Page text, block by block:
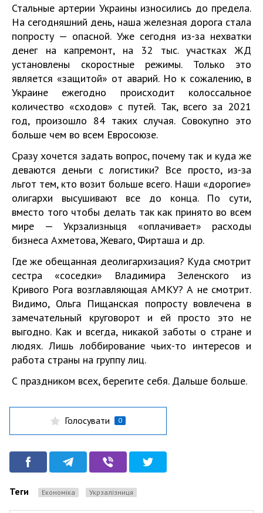
Стальные артерии Украины износились до предела.
На сегодняшний день, наша железная дорога стала
попросту — опасной. Уже сегодня из-за нехватки
денег на капремонт, на 32 тыс. участках ЖД
установлены скоростные режимы. Только это
является «защитой» от аварий. Но к сожалению, в
Украине ежегодно происходит колоссальное
количество «сходов» с путей. Так, всего за 2021
год, произошло 84 таких случая. Совокупно это
больше чем во всем Евросоюзе.
Сразу хочется задать вопрос, почему так и куда же
деваются деньги с логистики? Все просто, из-за
льгот тем, кто возит больше всего. Наши «дорогие»
олигархи высушивают все до конца. По сути,
вместо того чтобы делать так как принято во всем
мире — Укрзализныця «оплачивает» расходы
бизнеса Ахметова, Жеваго, Фирташа и др.
Где же обещанная деолигархизация? Куда смотрит
сестра «соседки» Владимира Зеленского из
Кривого Рога возглавляющая АМКУ? А не смотрит.
Видимо, Ольга Пищанская попросту вовлечена в
замечательный круговорот и ей просто это не
выгодно. Как и всегда, никакой заботы о стране и
людях. Лишь лоббирование чьих-то интересов и
работа страны на группу лиц.
С праздником всех, берегите себя. Дальше больше.
Голосувати 0
Теги Економіка Укрзалізниця